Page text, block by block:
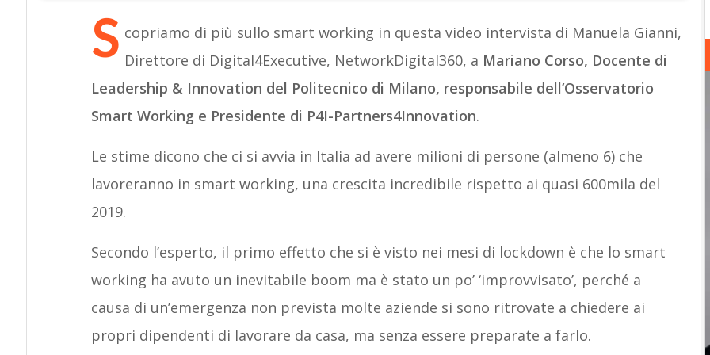
S copriamo di più sullo smart working in questa video intervista di Manuela Gianni,
Direttore di Digital4Executive, NetworkDigital360, a Mariano Corso, Docente di
Leadership & Innovation del Politecnico di Milano, responsabile dell’Osservatorio
Smart Working e Presidente di P4I-Partners4Innovation.
Le stime dicono che ci si avvia in Italia ad avere milioni di persone (almeno 6) che
lavoreranno in smart working, una crescita incredibile rispetto ai quasi 600mila del
2019.
Secondo l’esperto, il primo effetto che si è visto nei mesi di lockdown è che lo smart
working ha avuto un inevitabile boom ma è stato un po’ ‘improvvisato’, perché a
causa di un’emergenza non prevista molte aziende si sono ritrovate a chiedere ai
propri dipendenti di lavorare da casa, ma senza essere preparate a farlo.